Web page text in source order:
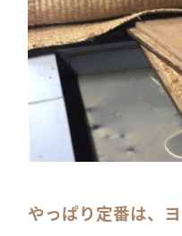
やっぱり定番は、